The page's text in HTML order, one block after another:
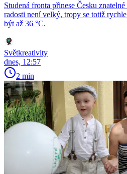
Studená fronta přinese Česku
radosti není velký, tropy se totiž
být až 36 °C.
Světkreativity
dnes, 12:57
2 min